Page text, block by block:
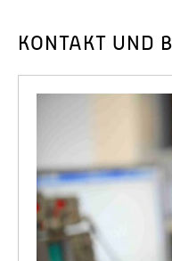
Studium ab.
Aufgrund der
Universitäten und
ein
des
KONTAKT UND